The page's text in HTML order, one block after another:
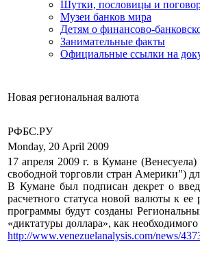
Шутки, пословицы и
Музеи банков мира
Детям о финансово-
Занимательные факты
Официальные ссылки на
Новая региональная валюта
РФБС.РУ
Monday, 20 April 2009
17 апреля 2009 г. в Кумане
свободной торговли стран Америки")
В Кумане был подписан декрет о
расчетного статуса новой валюты к
программы будут созданы
«диктатуры доллара», как
http://www.venezuelanalysis.com/news/